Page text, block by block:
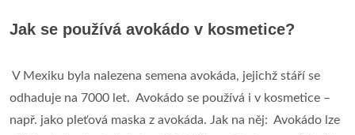
Jak se používá avokádo v kosmetice?
­ V Mexiku byla nalezena semena avokáda, jejichž stáří se
odhaduje na 7000 let. ­ Avokádo se používá i v kosmetice –
např. jako pleťová maska z avokáda. Jak na něj: ­ Avokádo lze